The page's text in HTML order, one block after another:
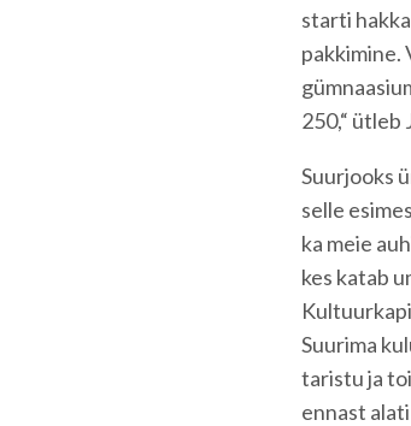
starti
pakkimine.
250,“ ütleb
Suurjooks
selle
ka meie
kes katab
Suurima
taristu ja
ennast